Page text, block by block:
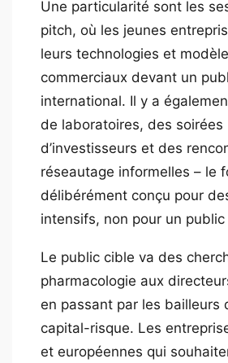
Une particularité sont les
pitch, où les jeunes
leurs technologies et
commerciaux devant un
international. Il y a
de laboratoires, des soirées
d’investisseurs et des
réseautage informelles – le
délibérément conçu pour
intensifs, non pour un
Le public cible va des
pharmacologie aux
en passant par les bailleurs
capital-risque. Les
et européennes qui